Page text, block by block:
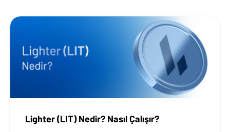
Lighter (LIT) Nedir? Nasıl Çalışır?